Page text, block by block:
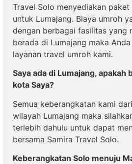
Travel Solo menyediakan paket
untuk Lumajang. Biaya umroh
dengan berbagai fasilitas yang
berada di Lumajang maka
layanan travel umroh kami.
Saya ada di Lumajang, apakah
kota Saya?
Semua keberangkatan kami
wilayah Lumajang maka
terlebih dahulu untuk dapat
bersama Samira Travel Solo.
Keberangkatan Solo menuju